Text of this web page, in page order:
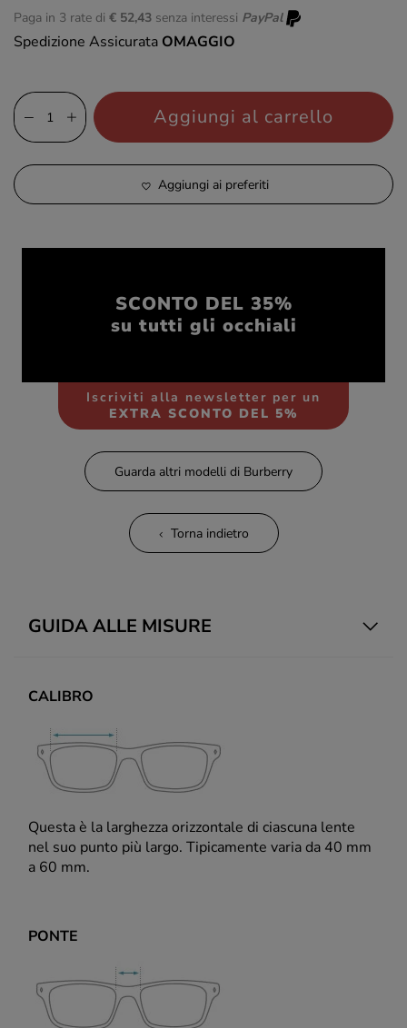
Paga in 3 rate di € 52,43 senza interessi PayPal
Spedizione Assicurata OMAGGIO
Aggiungi al carrello
Aggiungi ai preferiti
SCONTO DEL 35%
su tutti gli occhiali
Iscriviti alla newsletter per un
EXTRA SCONTO DEL 5%
Guarda altri modelli di Burberry
Torna indietro
GUIDA ALLE MISURE
CALIBRO
Questa è la larghezza orizzontale di ciascuna lente
nel suo punto più largo. Tipicamente varia da 40 mm
a 60 mm.
PONTE